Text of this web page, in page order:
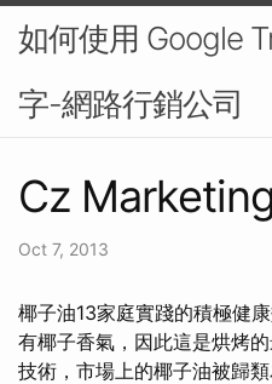
如何使用 Google
字-網路行銷公司
Cz
Oct 7, 2013
椰子油13家庭實踐的積極健
有椰子香氣，因此這是烘烤
技術，市場上的椰子油被歸